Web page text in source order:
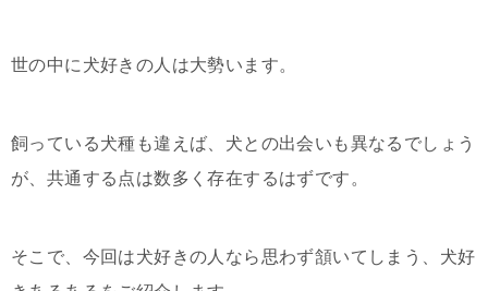
世の中に犬好きの人は大勢います。
飼っている犬種も違えば、犬との出会いも異なるでしょう
が、共通する点は数多く存在するはずです。
そこで、今回は犬好きの人なら思わず頷いてしまう、犬好